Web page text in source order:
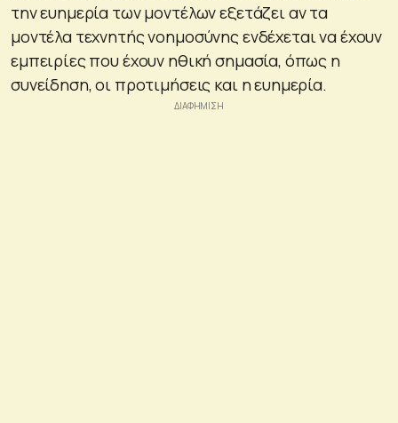
την ευημερία των μοντέλων εξετάζει αν τα
μοντέλα τεχνητής νοημοσύνης ενδέχεται να έχουν
εμπειρίες που έχουν ηθική σημασία, όπως η
συνείδηση, οι προτιμήσεις και η ευημερία.